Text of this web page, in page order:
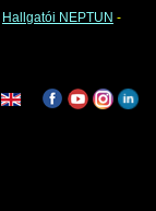
Hallgatói NEPTUN -